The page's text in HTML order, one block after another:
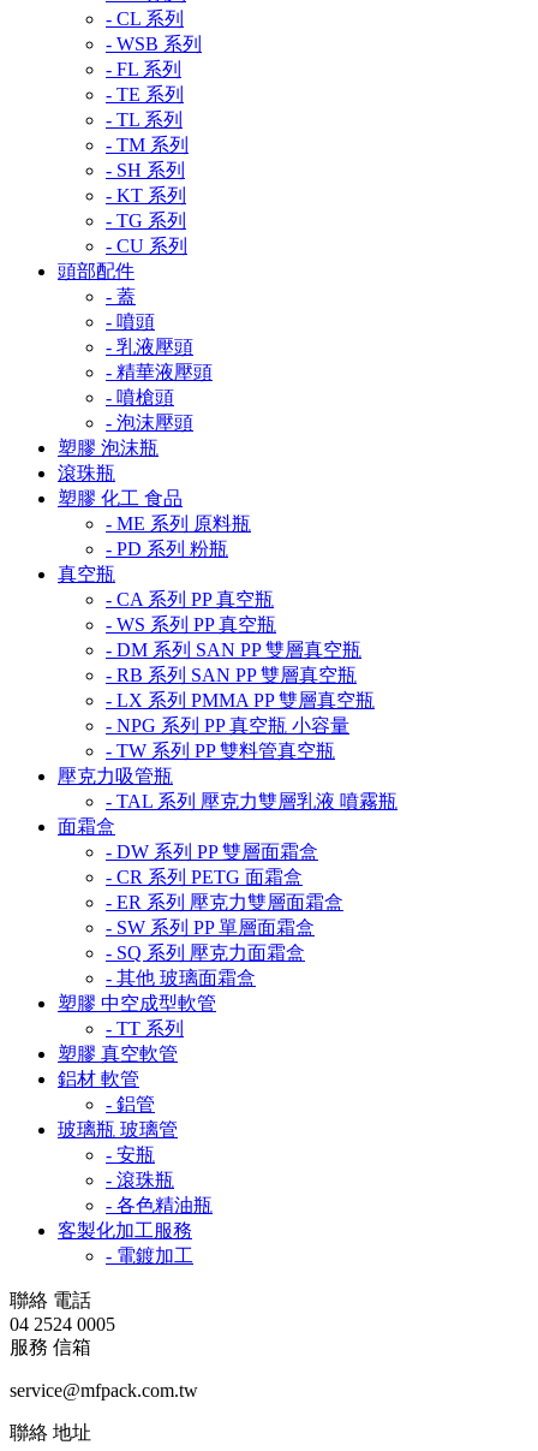
- CL 系列
- WSB 系列
- FL 系列
- TE 系列
- TL 系列
- TM 系列
- SH 系列
- KT 系列
- TG 系列
- CU 系列
頭部配件
- 蓋
- 噴頭
- 乳液壓頭
- 精華液壓頭
- 噴槍頭
- 泡沫壓頭
塑膠 泡沫瓶
滾珠瓶
塑膠 化工 食品
- ME 系列 原料瓶
- PD 系列 粉瓶
真空瓶
- CA 系列 PP 真空瓶
- WS 系列 PP 真空瓶
- DM 系列 SAN PP 雙層真空瓶
- RB 系列 SAN PP 雙層真空瓶
- LX 系列 PMMA PP 雙層真空瓶
- NPG 系列 PP 真空瓶 小容量
- TW 系列 PP 雙料管真空瓶
壓克力吸管瓶
- TAL 系列 壓克力雙層乳液 噴霧瓶
面霜盒
- DW 系列 PP 雙層面霜盒
- CR 系列 PETG 面霜盒
- ER 系列 壓克力雙層面霜盒
- SW 系列 PP 單層面霜盒
- SQ 系列 壓克力面霜盒
- 其他 玻璃面霜盒
塑膠 中空成型軟管
- TT 系列
塑膠 真空軟管
鋁材 軟管
- 鋁管
玻璃瓶 玻璃管
- 安瓶
- 滾珠瓶
- 各色精油瓶
客製化加工服務
- 電鍍加工
聯絡 電話
04 2524 0005
服務 信箱
service@mfpack.com.tw
聯絡 地址